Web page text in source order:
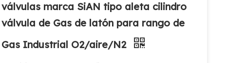
válvulas marca SiAN tipo aleta cilindro
válvula de Gas de latón para rango de
Gas Industrial O2/aire/N2